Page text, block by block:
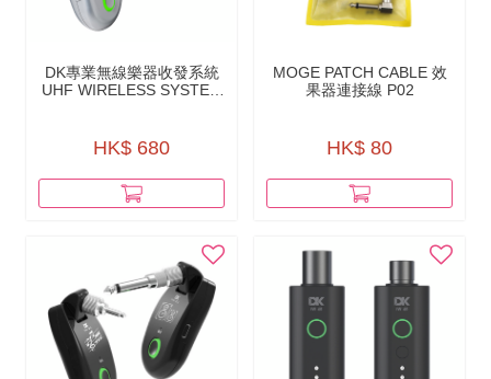
DK專業無線樂器收發系統
UHF WIRELESS SYSTEM
HK$ 680
MOGE PATCH CABLE 效
果器連接線 P02
HK$ 80